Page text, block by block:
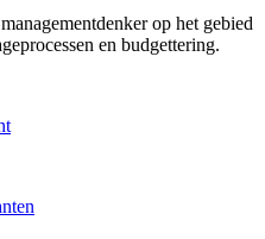
op het gebied
en budgettering.